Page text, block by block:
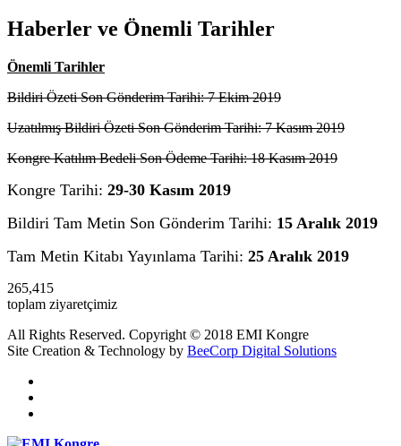
Haberler ve Önemli Tarihler
Önemli Tarihler
Bildiri Özeti Son Gönderim Tarihi: 7 Ekim 2019
Uzatılmış Bildiri Özeti Son Gönderim Tarihi: 7 Kasım 2019
Kongre Katılım Bedeli Son Ödeme Tarihi: 18 Kasım 2019
Kongre Tarihi: 29-30 Kasım 2019
Bildiri Tam Metin Son Gönderim Tarihi: 15 Aralık 2019
Tam Metin Kitabı Yayınlama Tarihi: 25 Aralık 2019
265,415
toplam ziyaretçimiz
All Rights Reserved. Copyright © 2018 EMI Kongre
Site Creation & Technology by BeeCorp Digital Solutions